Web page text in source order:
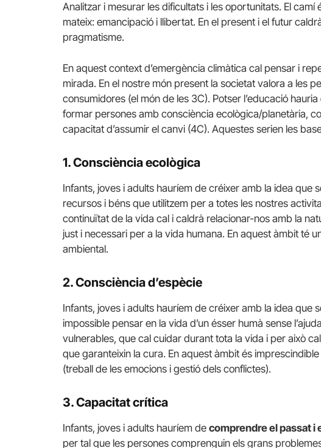
Analitzar i mesurar les dificultats i les oportunitats. El camí
mateix: emancipació i llibertat. En el present i el futur
pragmatisme.
En aquest context d’emergència climàtica cal pensar i
mirada. En el nostre món present la societat valora a les
consumidores (el món de les 3C). Potser l’educació
formar persones amb consciència ecològica/planetària,
capacitat d’assumir el canvi (4C). Aquestes serien les
1. Consciència ecològica
Infants, joves i adults hauríem de créixer amb la idea que
recursos i béns que utilitzem per a totes les nostres
continuïtat de la vida cal i caldrà relacionar-nos amb la
just i necessari per a la vida humana. En aquest àmbit té
ambiental.
2. Consciència d’espècie
Infants, joves i adults hauríem de créixer amb la idea que
impossible pensar en la vida d’un ésser humà sense
vulnerables, que cal cuidar durant tota la vida i per això
que garanteixin la cura. En aquest àmbit és
(treball de les emocions i gestió dels conflictes).
3. Capacitat crítica
Infants, joves i adults hauríem de comprendre el passat i
per tal que les persones comprenguin els grans